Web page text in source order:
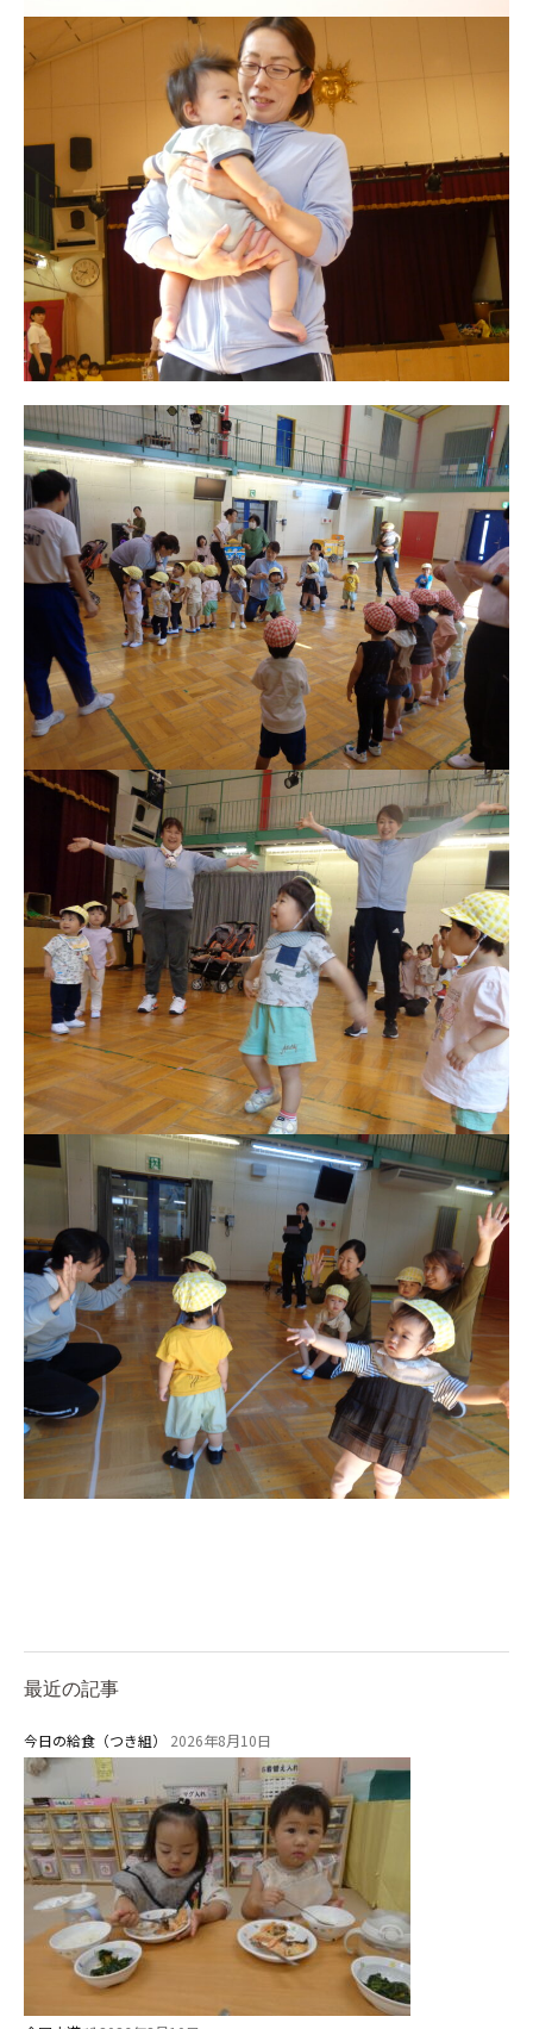
最近の記事
今日の給食（つき組） 2026年8月10日
預かり保育［ヒラソル ]
美⽊多チコス
美⽊多チコスについて
美⽊多チコスブログ
未就園児クラス
0歳親子登園［マカロンクラス ]
1歳・2歳親子登園［マリポサクラ
ス ]
2歳児ひとり登園［ゆず組 ]
グループ施設・
関係先リンク
学校法⼈鴨⾕学園 鳳幼稚園
学校法⼈諏訪森学園 諏訪森幼稚
園
⼤阪府私⽴幼稚園連盟
社会福祉法人野田福祉会